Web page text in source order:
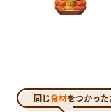
同じ食材をつかっ